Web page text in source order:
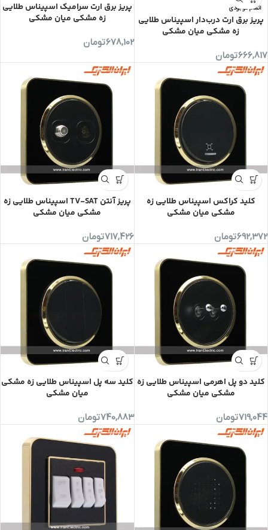
اتمام موجودی
پریز برق ارت درب‌دار اسپیناس طلایی
زه مشکی میان مشکی
666,817تومان
پریز برق ارت سرامیک اسپیناس طلایی
زه مشکی میان مشکی
678,102تومان
کلید کراکس اسپیناس طلایی زه
مشکی میان مشکی
692,372تومان
پریز آنتن TV-SAT اسپیناس طلایی زه
مشکی میان مشکی
717,426تومان
کلید دو پل اهرمی اسپیناس طلایی زه
مشکی میان مشکی
719,044تومان
کلید سه پل اسپیناس طلایی زه مشکی
میان مشکی
740,883تومان